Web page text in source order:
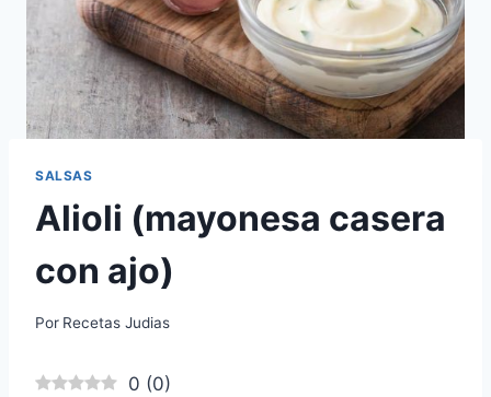
SALSAS
Alioli (mayonesa casera
con ajo)
Por Recetas Judias
0 (0)